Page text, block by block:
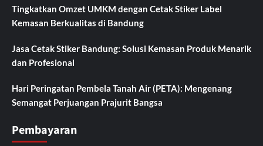
Tingkatkan Omzet UMKM dengan Cetak Stiker Label
Kemasan Berkualitas di Bandung
Jasa Cetak Stiker Bandung: Solusi Kemasan Produk Menarik
dan Profesional
Hari Peringatan Pembela Tanah Air (PETA): Mengenang
Semangat Perjuangan Prajurit Bangsa
Pembayaran